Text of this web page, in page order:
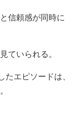
信頼感が同時に
ていられる。
たエピソードは、